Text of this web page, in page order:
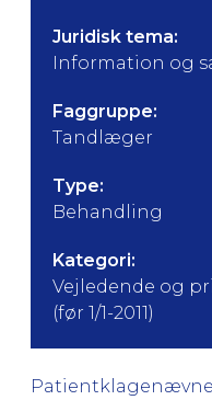
Juridisk tema:
Information og
Faggruppe:
Tandlæger
Type:
Behandling
Kategori:
Vejledende og
(før 1/1-2011)